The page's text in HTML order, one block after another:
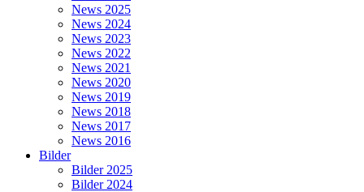
News 2025
News 2024
News 2023
News 2022
News 2021
News 2020
News 2019
News 2018
News 2017
News 2016
Bilder
Bilder 2025
Bilder 2024